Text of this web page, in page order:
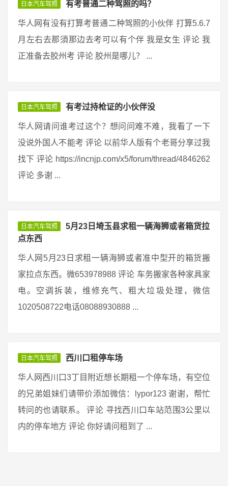
日本汽车驾照 有考普通二种驾照的吗？
华人网有没有打算考普通二种驾照的小伙伴 打算5.6.7
月左右去那須那边去考可以有个伴 我是女生 评论 我
正准备去胶州考 评论 胶州是哪儿？ ...
日本汽车驾照 有考过持枪证的小伙伴没
华人网请问谁考过这个？想问问难不难，我看了一下
没说外国人不能考 评论 以前华人版有个老哥分享过我
找下 评论 https://incnjp.com/x5/forum/thread/4846262
评论 多谢 ...
日本汽车驾照
5月23日埼玉县求租一辆海狮或者箱货拉
点东西
华人网5月23日求租一辆海狮或者准中型开的箱货搬
家拉点东西。微653978988 评论 车务搬家各种家具家
电。空调拆装，维修充气、粗大垃圾处理，微信
1020508722电话08088930888 ...
日本汽车驾照 西川口租停车场
华人网西川口3丁目附近想长期租一个停车场，有空位
的兄弟姐妹们请带价添加微信：lypor123 谢谢，帮忙
转问的也请联系。 评论 寻找西川口车站范围3公里以
内的停车地方 评论 你好请问租到了 ...